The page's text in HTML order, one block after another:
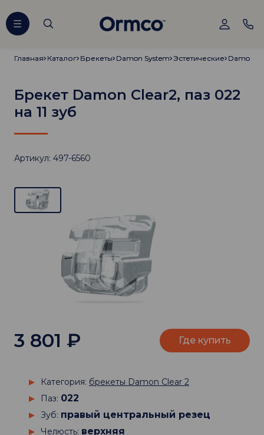
Главная
Главная Каталог
Каталог Брекеты
Брекеты Damon System
Damon System Эстетические
Эстетические Damon
Damon
Брекет Damon Clear2, паз 022
на 11 зуб
Артикул: 497-6560
Категория: брекеты Damon Clear 2
Паз: 022
Зуб: правый центральный резец
Челюсть: верхняя
3 801 ₽ Где купить